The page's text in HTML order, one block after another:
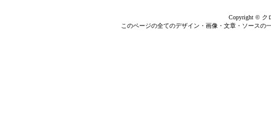
Copyright © ク
このページの全てのデザイン・画像・文章・ソース